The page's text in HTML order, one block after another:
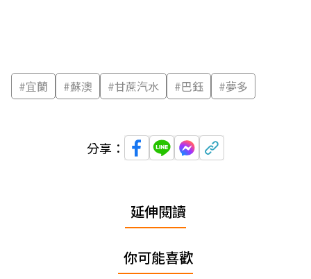
#宜蘭 #蘇澳 #甘蔗汽水 #巴鈺 #夢多
分享：
延伸閱讀
你可能喜歡